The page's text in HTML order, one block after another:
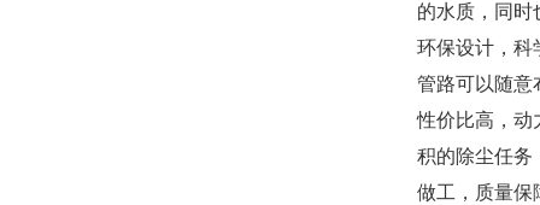
的水质，同时
环保设计，科
管路可以随意
性价比高，动
积的除尘任务
做工，质量保